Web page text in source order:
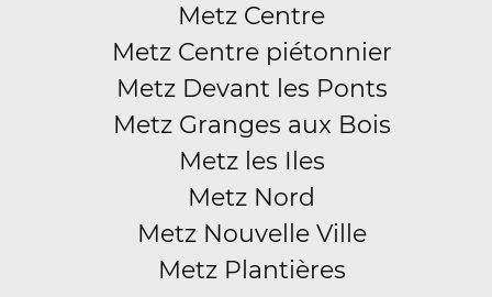
Metz Centre
Metz Centre piétonnier
Metz Devant les Ponts
Metz Granges aux Bois
Metz les Iles
Metz Nord
Metz Nouvelle Ville
Metz Plantières